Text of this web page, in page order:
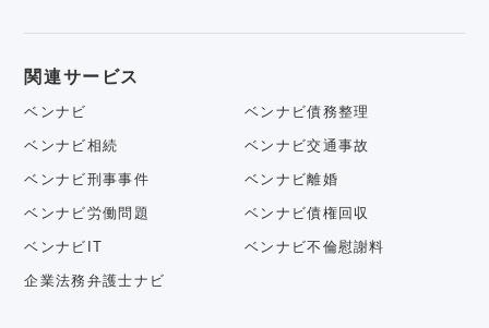
関連サービス
ベンナビ ベンナビ債務整理
ベンナビ相続 ベンナビ交通事故
ベンナビ刑事事件 ベンナビ離婚
ベンナビ労働問題 ベンナビ債権回収
ベンナビIT ベンナビ不倫慰謝料
企業法務弁護士ナビ